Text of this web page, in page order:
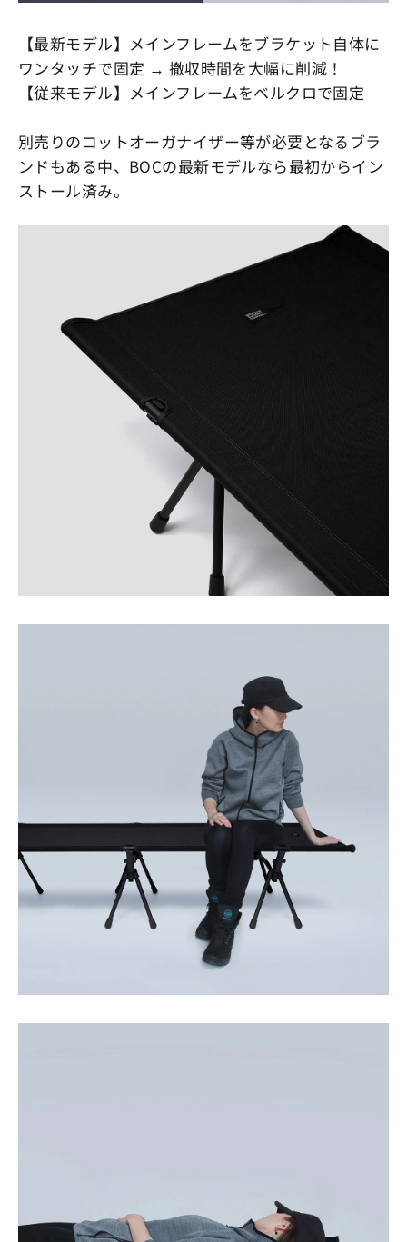
【最新モデル】メインフレームをブラケット自体に
ワンタッチで固定 → 撤収時間を大幅に削減！
【従来モデル】メインフレームをベルクロで固定
別売りのコットオーガナイザー等が必要となるブラ
ンドもある中、BOCの最新モデルなら最初からイン
ストール済み。